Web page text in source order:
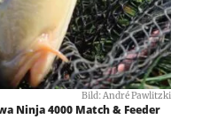
Bild: André Pawlitzki
Ninja 4000 Match & Feeder